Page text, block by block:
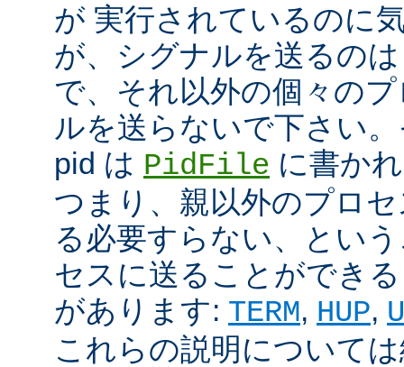
が 実行されているのに
が、シグナルを送るの
で、それ以外の個々の
ルを送らないで下さい
pid は PidFile に書か
つまり、親以外のプロ
る必要すらない、とい
セスに送ることができ
があります: TERM, HUP,
これらの説明について